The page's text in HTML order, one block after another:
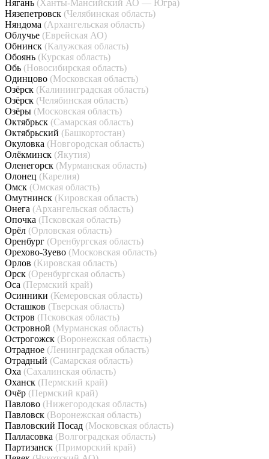
Нягань (Ханты-Мансийский АО — Югра)
Нязепетровск (Челябинская область)
Няндома (Архангельская область)
Облучье (Еврейская АО)
Обнинск (Калужская область)
Обоянь (Курская область)
Обь (Новосибирская область)
Одинцово (Московская область)
Озёрск (Калининградская область)
Озёрск (Челябинская область)
Озёры (Московская область)
Октябрьск (Самарская область)
Октябрьский (Башкортостан)
Окуловка (Новгородская область)
Олёкминск (Якутия)
Оленегорск (Мурманская область)
Олонец (Карелия)
Омск (Омская область)
Омутнинск (Кировская область)
Онега (Архангельская область)
Опочка (Псковская область)
Орёл (Орловская область)
Оренбург (Оренбургская область)
Орехово-Зуево (Московская область)
Орлов (Кировская область)
Орск (Оренбургская область)
Оса (Пермский край)
Осинники (Кемеровская область)
Осташков (Тверская область)
Остров (Псковская область)
Островной (Мурманская область)
Острогожск (Воронежская область)
Отрадное (Ленинградская область)
Отрадный (Самарская область)
Оха (Сахалинская область)
Оханск (Пермский край)
Очёр (Пермский край)
Павлово (Нижегородская область)
Павловск (Воронежская область)
Павловский Посад (Московская область)
Палласовка (Волгоградская область)
Партизанск (Приморский край)